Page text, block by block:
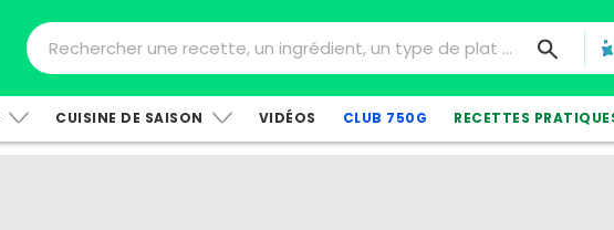
CUISINE DE SAISON VIDÉOS CLUB 750G RECETTES